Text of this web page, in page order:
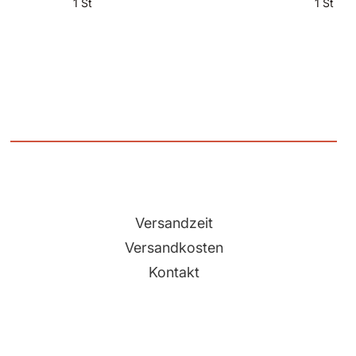
1 St 1 St
Versandzeit
Versandkosten
Kontakt